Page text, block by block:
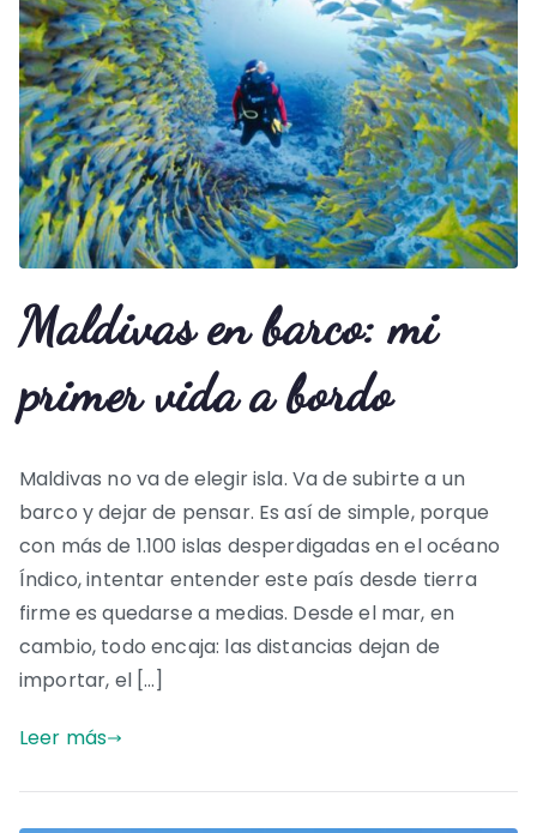
Maldivas en barco: mi
primer vida a bordo
Maldivas no va de elegir isla. Va de subirte a un
barco y dejar de pensar. Es así de simple, porque
con más de 1.100 islas desperdigadas en el océano
Índico, intentar entender este país desde tierra
firme es quedarse a medias. Desde el mar, en
cambio, todo encaja: las distancias dejan de
importar, el […]
Leer más